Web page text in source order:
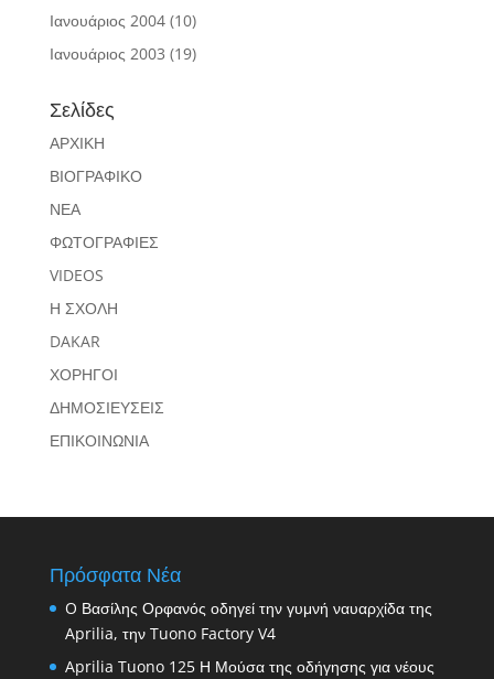
Ιανουάριος 2004(10)
Ιανουάριος 2003 (19)
Σελίδες
ΑΡΧΙΚΗ
ΒΙΟΓΡΑΦΙΚΟ
ΝΕΑ
ΦΩΤΟΓΡΑΦΙΕΣ
VIDEOS
Η ΣΧΟΛΗ
DAKAR
ΧΟΡΗΓΟΙ
ΔΗΜΟΣΙΕΥΣΕΙΣ
ΕΠΙΚΟΙΝΩΝΙΑ
Πρόσφατα Νέα
O Βασίλης Ορφανός οδηγεί την γυμνή ναυαρχίδα της
Aprilia, την Tuono Factory V4
Aprilia Tuono 125 Η Μούσα της οδήγησης για νέους